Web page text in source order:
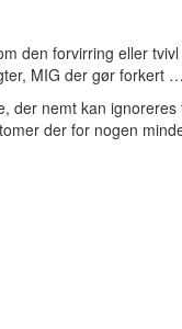
den forvirring eller
MIG der gør
der nemt kan ignoreres
der for nogen